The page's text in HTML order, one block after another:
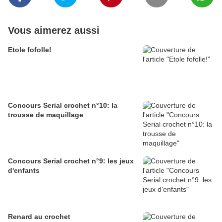
Vous aimerez aussi
Etole fofolle!
Concours Serial crochet n°10: la
trousse de maquillage
Concours Serial crochet n°9: les jeux
d'enfants
Renard au crochet